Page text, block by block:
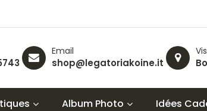
Email
shop@legatoriakoine.it
Album Photo Idées